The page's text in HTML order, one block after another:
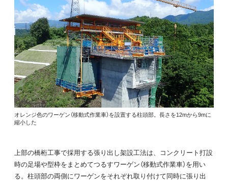
オレンジ色のワーゲン（移動式作業車）を設置する柱頭部。長さを12mから9mに
縮小した
上部の橋桁工事で採用する張り出し架設工法は、コンクリート打設
時の足場や型枠をまとめてつるすワーゲン（移動式作業車）を用い
る。柱頭部の両側にワーゲンをそれぞれ取り付けて同時に張り出